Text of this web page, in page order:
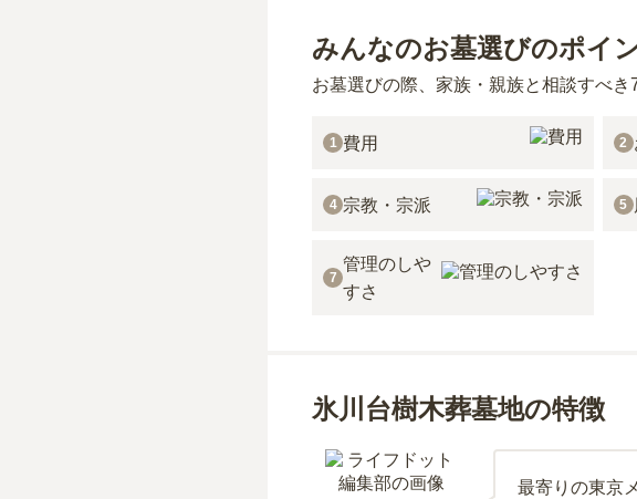
みんなのお墓選びのポイ
お墓選びの際、家族・親族と相談すべき
1 費用 2
4 宗教・宗派 5
7
管理のしや
すさ
氷川台樹木葬墓地の特徴
最寄りの東京